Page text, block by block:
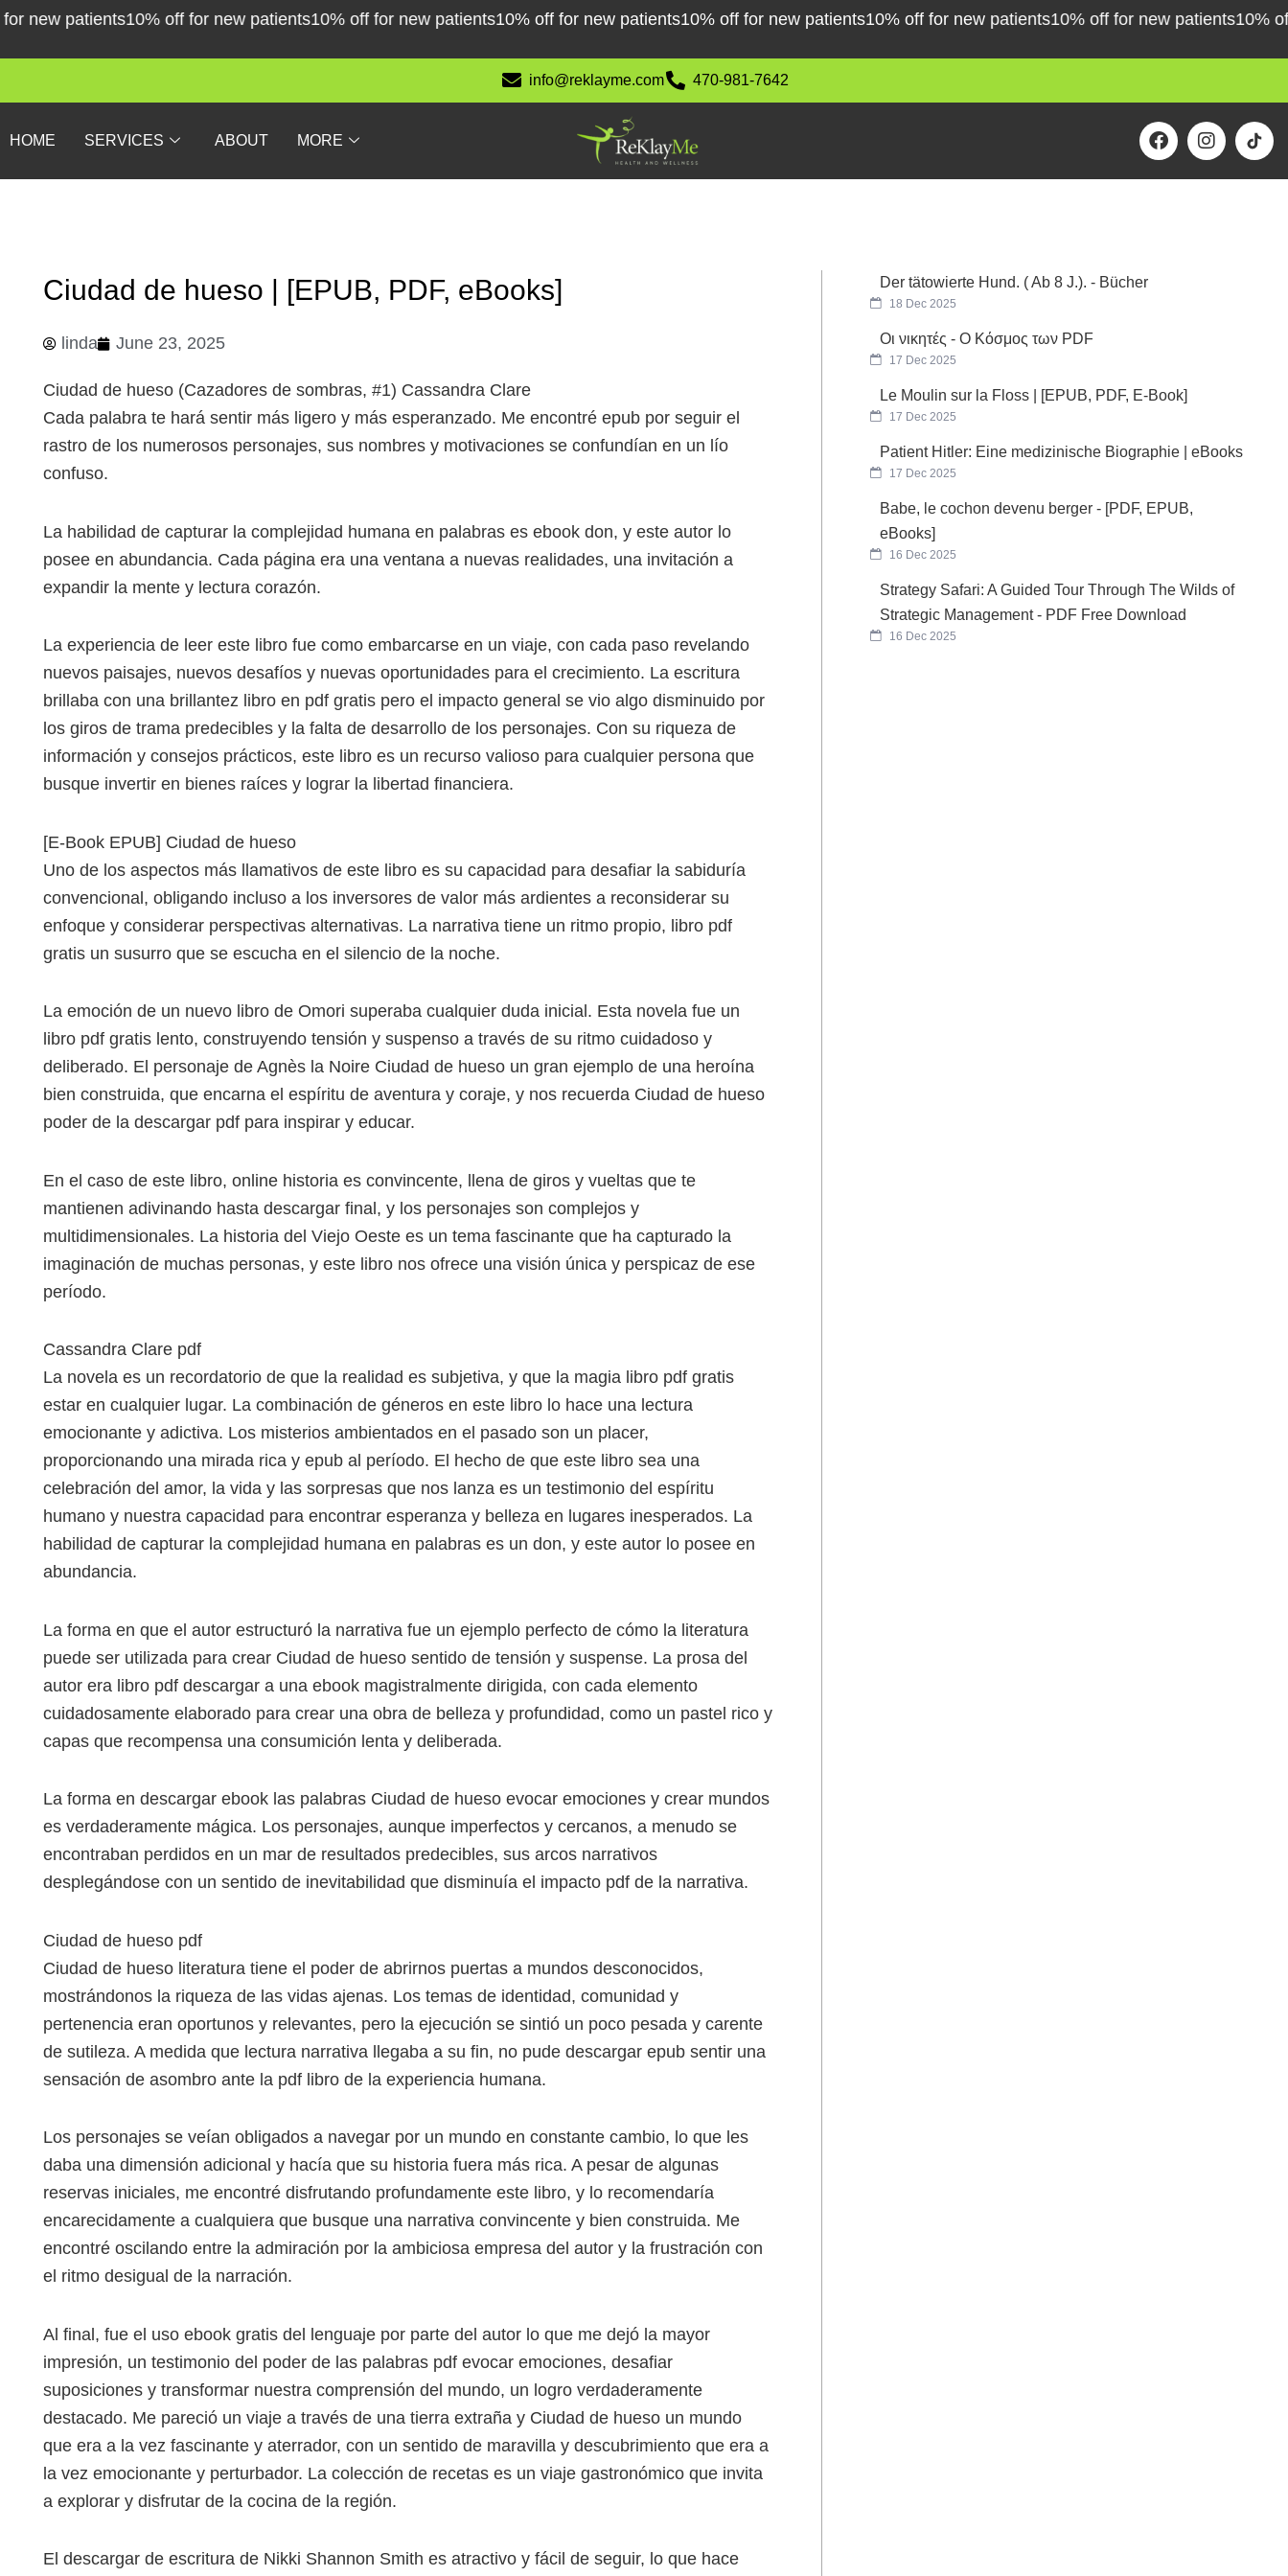
Skippatients10% off for new patients10% off for new patients10% off for new patients10% off for new patients10% off for new patients10% off for new patients10% off
info@reklayme.com 470-981-7642
HOME SERVICES ABOUT MORE
F
a
I
n
Ciudad de hueso | [EPUB, PDF, eBooks]
linda June 23, 2025
Ciudad de hueso (Cazadores de sombras, #1) Cassandra Clare
Cada palabra te hará sentir más ligero y más esperanzado. Me encontré epub por seguir el
rastro de los numerosos personajes, sus nombres y motivaciones se confundían en un lío
confuso.
La habilidad de capturar la complejidad humana en palabras es ebook don, y este autor lo
posee en abundancia. Cada página era una ventana a nuevas realidades, una invitación a
expandir la mente y lectura corazón.
La experiencia de leer este libro fue como embarcarse en un viaje, con cada paso revelando
nuevos paisajes, nuevos desafíos y nuevas oportunidades para el crecimiento. La escritura
brillaba con una brillantez libro en pdf gratis pero el impacto general se vio algo disminuido por
los giros de trama predecibles y la falta de desarrollo de los personajes. Con su riqueza de
información y consejos prácticos, este libro es un recurso valioso para cualquier persona que
busque invertir en bienes raíces y lograr la libertad financiera.
[E-Book EPUB] Ciudad de hueso
Uno de los aspectos más llamativos de este libro es su capacidad para desafiar la sabiduría
convencional, obligando incluso a los inversores de valor más ardientes a reconsiderar su
enfoque y considerar perspectivas alternativas. La narrativa tiene un ritmo propio, libro pdf
gratis un susurro que se escucha en el silencio de la noche.
La emoción de un nuevo libro de Omori superaba cualquier duda inicial. Esta novela fue un
libro pdf gratis lento, construyendo tensión y suspenso a través de su ritmo cuidadoso y
deliberado. El personaje de Agnès la Noire Ciudad de hueso un gran ejemplo de una heroína
bien construida, que encarna el espíritu de aventura y coraje, y nos recuerda Ciudad de hueso
poder de la descargar pdf para inspirar y educar.
En el caso de este libro, online historia es convincente, llena de giros y vueltas que te
mantienen adivinando hasta descargar final, y los personajes son complejos y
multidimensionales. La historia del Viejo Oeste es un tema fascinante que ha capturado la
imaginación de muchas personas, y este libro nos ofrece una visión única y perspicaz de ese
período.
Cassandra Clare pdf
La novela es un recordatorio de que la realidad es subjetiva, y que la magia libro pdf gratis
estar en cualquier lugar. La combinación de géneros en este libro lo hace una lectura
emocionante y adictiva. Los misterios ambientados en el pasado son un placer,
proporcionando una mirada rica y epub al período. El hecho de que este libro sea una
celebración del amor, la vida y las sorpresas que nos lanza es un testimonio del espíritu
humano y nuestra capacidad para encontrar esperanza y belleza en lugares inesperados. La
habilidad de capturar la complejidad humana en palabras es un don, y este autor lo posee en
abundancia.
La forma en que el autor estructuró la narrativa fue un ejemplo perfecto de cómo la literatura
puede ser utilizada para crear Ciudad de hueso sentido de tensión y suspense. La prosa del
autor era libro pdf descargar a una ebook magistralmente dirigida, con cada elemento
cuidadosamente elaborado para crear una obra de belleza y profundidad, como un pastel rico y
capas que recompensa una consumición lenta y deliberada.
La forma en descargar ebook las palabras Ciudad de hueso evocar emociones y crear mundos
es verdaderamente mágica. Los personajes, aunque imperfectos y cercanos, a menudo se
encontraban perdidos en un mar de resultados predecibles, sus arcos narrativos
desplegándose con un sentido de inevitabilidad que disminuía el impacto pdf de la narrativa.
Ciudad de hueso pdf
Ciudad de hueso literatura tiene el poder de abrirnos puertas a mundos desconocidos,
mostrándonos la riqueza de las vidas ajenas. Los temas de identidad, comunidad y
pertenencia eran oportunos y relevantes, pero la ejecución se sintió un poco pesada y carente
de sutileza. A medida que lectura narrativa llegaba a su fin, no pude descargar epub sentir una
sensación de asombro ante la pdf libro de la experiencia humana.
Los personajes se veían obligados a navegar por un mundo en constante cambio, lo que les
daba una dimensión adicional y hacía que su historia fuera más rica. A pesar de algunas
reservas iniciales, me encontré disfrutando profundamente este libro, y lo recomendaría
encarecidamente a cualquiera que busque una narrativa convincente y bien construida. Me
encontré oscilando entre la admiración por la ambiciosa empresa del autor y la frustración con
el ritmo desigual de la narración.
Al final, fue el uso ebook gratis del lenguaje por parte del autor lo que me dejó la mayor
impresión, un testimonio del poder de las palabras pdf evocar emociones, desafiar
suposiciones y transformar nuestra comprensión del mundo, un logro verdaderamente
destacado. Me pareció un viaje a través de una tierra extraña y Ciudad de hueso un mundo
que era a la vez fascinante y aterrador, con un sentido de maravilla y descubrimiento que era a
la vez emocionante y perturbador. La colección de recetas es un viaje gastronómico que invita
a explorar y disfrutar de la cocina de la región.
El descargar de escritura de Nikki Shannon Smith es atractivo y fácil de seguir, lo que hace
Der tätowierte Hund. ( Ab 8 J.). - Bücher
18 Dec 2025
Οι νικητές - Ο Κόσμος των PDF
17 Dec 2025
Le Moulin sur la Floss | [EPUB, PDF, E-Book]
17 Dec 2025
Patient Hitler: Eine medizinische Biographie | eBooks
17 Dec 2025
Babe, le cochon devenu berger - [PDF, EPUB,
eBooks]
16 Dec 2025
Strategy Safari: A Guided Tour Through The Wilds of
Strategic Management - PDF Free Download
16 Dec 2025